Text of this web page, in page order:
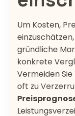
Um Kosten,
gründliche
konkrete
Vermeiden
oft zu